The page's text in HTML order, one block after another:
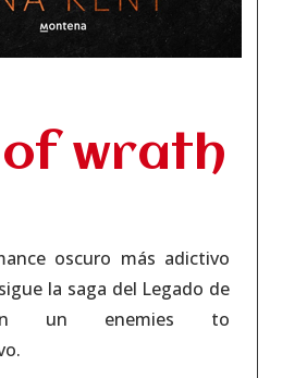
of wrath
oscuro más adictivo
la saga del Legado de
un
enemies to